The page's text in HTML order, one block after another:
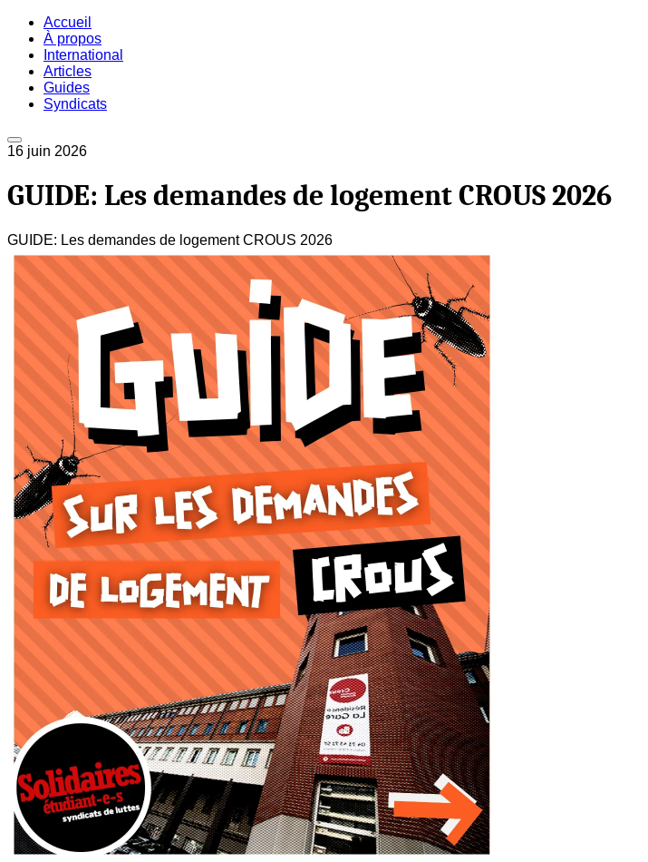
Accueil
À propos
International
Articles
Guides
Syndicats
16 juin 2026
GUIDE: Les demandes de logement CROUS 2026
GUIDE: Les demandes de logement CROUS 2026